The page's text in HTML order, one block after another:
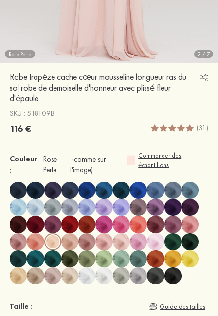
Rose Perle 2 / 7
Robe trapèze cache cœur mousseline longueur ras du
sol robe de demoiselle d'honneur avec plissé fleur
d'épaule
SKU : S18109B
116 € (31)
Couleur
:
Rose
Perle
(comme sur
l'image)
Commander des
échantillons
Taille : Guide des tailles